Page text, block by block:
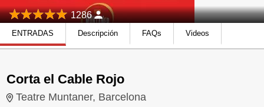
1286
ENTRADAS Descripción FAQs Videos
Corta el Cable Rojo
Teatre Muntaner, Barcelona